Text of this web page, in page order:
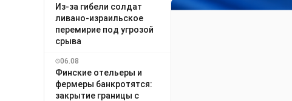
Из-за гибели солдат
ливано-израильское
перемирие под угрозой
срыва
06.08
Финские отельеры и
фермеры банкротятся:
закрытие границы с